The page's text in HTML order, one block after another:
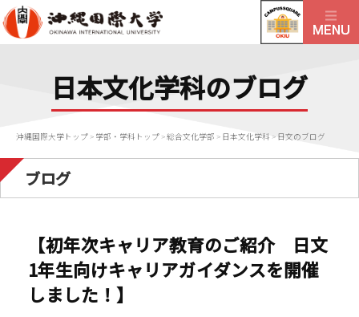
日本文化学科のブログ
沖縄国際大学トップ > 学部・学科トップ >総合文化学部 > 日本文化学科 > 日文のブログ
ブログ
【初年次キャリア教育のご紹介 日文
1年生向けキャリアガイダンスを開催
しました！】